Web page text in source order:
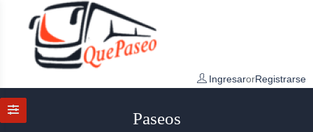
IngresarorRegistrarse
Paseos